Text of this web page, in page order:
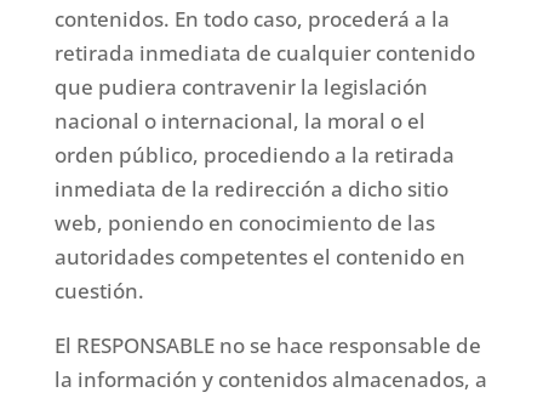
contenidos. En todo caso, procederá a la
retirada inmediata de cualquier contenido
que pudiera contravenir la legislación
nacional o internacional, la moral o el
orden público, procediendo a la retirada
inmediata de la redirección a dicho sitio
web, poniendo en conocimiento de las
autoridades competentes el contenido en
cuestión.
El RESPONSABLE no se hace responsable de
la información y contenidos almacenados, a